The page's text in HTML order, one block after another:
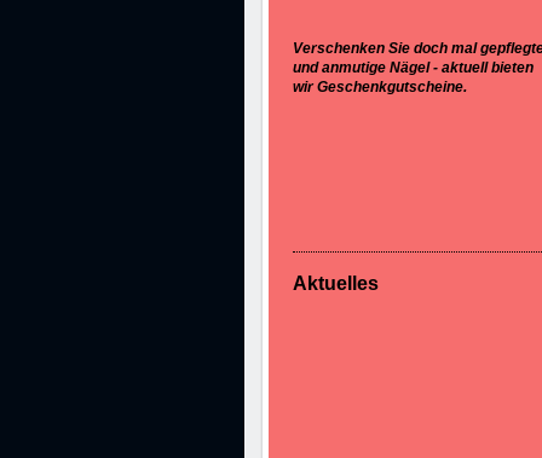
Verschenken Sie doch mal
und anmutige Nägel - aktuell bieten
wir Geschenkgutscheine.
Aktuelles